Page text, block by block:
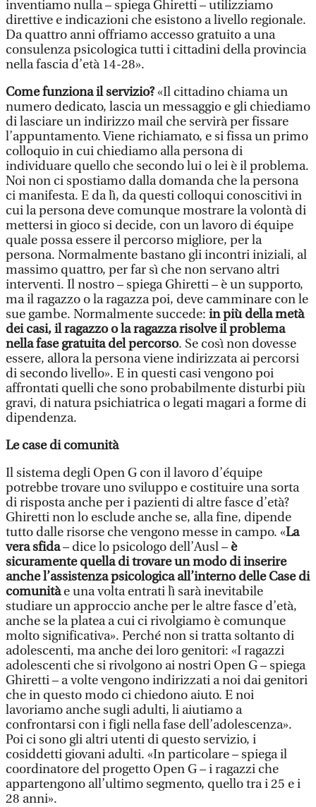
inventiamo nulla – spiega Ghiretti – utilizziamo
direttive e indicazioni che esistono a livello regionale.
Da quattro anni offriamo accesso gratuito a una
consulenza psicologica tutti i cittadini della provincia
nella fascia d’età 14-28».
Come funziona il servizio?«Il cittadino chiama un
numero dedicato, lascia un messaggio e gli chiediamo
di lasciare un indirizzo mail che servirà per fissare
l’appuntamento. Viene richiamato, e si fissa un primo
colloquio in cui chiediamo alla persona di
individuare quello che secondo lui o lei è il problema.
Noi non ci spostiamo dalla domanda che la persona
ci manifesta. E da lì, da questi colloqui conoscitivi in
cui la persona deve comunque mostrare la volontà di
mettersi in gioco si decide, con un lavoro di équipe
quale possa essere il percorso migliore, per la
persona. Normalmente bastano gli incontri iniziali, al
massimo quattro, per far sì che non servano altri
interventi. Il nostro – spiega Ghiretti – è un supporto,
ma il ragazzo o la ragazza poi, deve camminare con le
sue gambe. Normalmente succede: in più della metà
dei casi, il ragazzo o la ragazza risolve il problema
nella fase gratuita del percorso. Se così non dovesse
essere, allora la persona viene indirizzata ai percorsi
di secondo livello». E in questi casi vengono poi
affrontati quelli che sono probabilmente disturbi più
gravi, di natura psichiatrica o legati magari a forme di
dipendenza.
Le case di comunità
Il sistema degli Open G con il lavoro d’équipe
potrebbe trovare uno sviluppo e costituire una sorta
di risposta anche per i pazienti di altre fasce d’età?
Ghiretti non lo esclude anche se, alla fine, dipende
tutto dalle risorse che vengono messe in campo. «La
vera sfida– dice lo psicologo dell’Ausl – è
sicuramente quella di trovare un modo di inserire
anche l’assistenza psicologica all’interno delle Case di
comunitàe una volta entrati lì sarà inevitabile
studiare un approccio anche per le altre fasce d’età,
anche se la platea a cui ci rivolgiamo è comunque
molto significativa». Perché non si tratta soltanto di
adolescenti, ma anche dei loro genitori: «I ragazzi
adolescenti che si rivolgono ai nostri Open G – spiega
Ghiretti – a volte vengono indirizzati a noi dai genitori
che in questo modo ci chiedono aiuto. E noi
lavoriamo anche sugli adulti, li aiutiamo a
confrontarsi con i figli nella fase dell’adolescenza».
Poi ci sono gli altri utenti di questo servizio, i
cosiddetti giovani adulti. «In particolare – spiega il
coordinatore del progetto Open G – i ragazzi che
appartengono all’ultimo segmento, quello tra i 25 e i
28 anni».